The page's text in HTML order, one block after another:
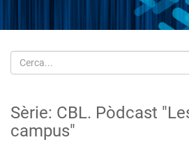
Cerca
Sèrie: CBL. Pòdcast
campus"